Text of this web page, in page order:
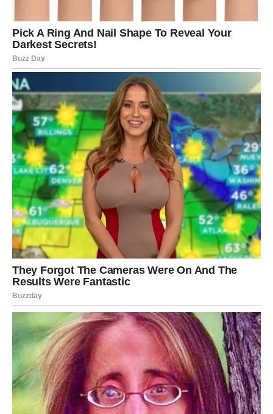
Fantastične vesti za Ribe dolaze kao emocionalno
isceljenje . Nešto što vas je bolelo gubi snagu. Ljubav
dobija novi oblik – nežniji, sigurniji i dublji.
Na finansijskom planu, dolazi olakšanje, dok na
duhovnom planu Ribe osećaju da su ponovo povezane sa
sobom. Intuicija vam je izuzetno jaka – slušajte je.
Fantastična vest za Ribe jeste potvrda da čuda postoje, ali
dolaze onima koji nisu prestali da veruju.